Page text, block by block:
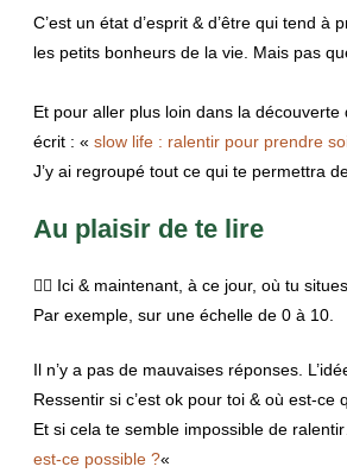
C’est un état d’esprit & d’être qui tend
les petits bonheurs de la vie. Mais pas
Et pour aller plus loin dans la découverte
écrit : « slow life : ralentir pour prendre
J’y ai regroupé tout ce qui te permettra
Au plaisir de te lire
👉🏾 Ici & maintenant, à ce jour, où tu
Par exemple, sur une échelle de 0 à 10.
Il n’y a pas de mauvaises réponses.
Ressentir si c’est ok pour toi & où est-ce
Et si cela te semble impossible de
est-ce possible ?«